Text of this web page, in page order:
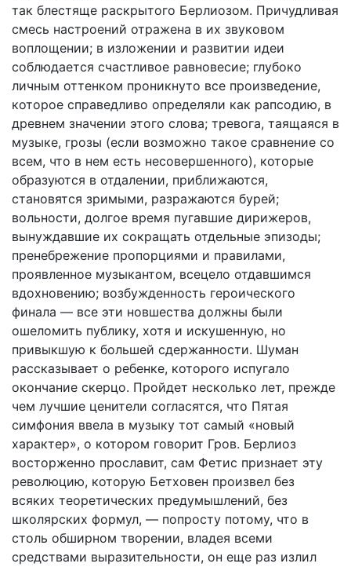
так блестяще раскрытого Берлиозом. Причудливая
смесь настроений отражена в их звуковом
воплощении; в изложении и развитии идеи
соблюдается счастливое равновесие; глубоко
личным оттенком проникнуто все произведение,
которое справедливо определяли как рапсодию, в
древнем значении этого слова; тревога, таящаяся в
музыке, грозы (если возможно такое сравнение со
всем, что в нем есть несовершенного), которые
образуются в отдалении, приближаются,
становятся зримыми, разражаются бурей;
вольности, долгое время пугавшие дирижеров,
вынуждавшие их сокращать отдельные эпизоды;
пренебрежение пропорциями и правилами,
проявленное музыкантом, всецело отдавшимся
вдохновению; возбужденность героического
финала — все эти новшества должны были
ошеломить публику, хотя и искушенную, но
привыкшую к большей сдержанности. Шуман
рассказывает о ребенке, которого испугало
окончание скерцо. Пройдет несколько лет, прежде
чем лучшие ценители согласятся, что Пятая
симфония ввела в музыку тот самый «новый
характер», о котором говорит Гров. Берлиоз
восторженно прославит, сам Фетис признает эту
революцию, которую Бетховен произвел без
всяких теоретических предумышлений, без
школярских формул, — попросту потому, что в
столь обширном творении, владея всеми
средствами выразительности, он еще раз излил